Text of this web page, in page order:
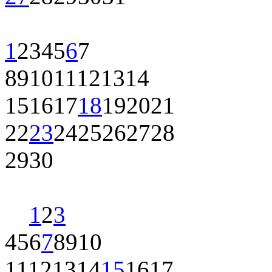
1234567
891011121314
15161718192021
22232425262728
2930
123
45678910